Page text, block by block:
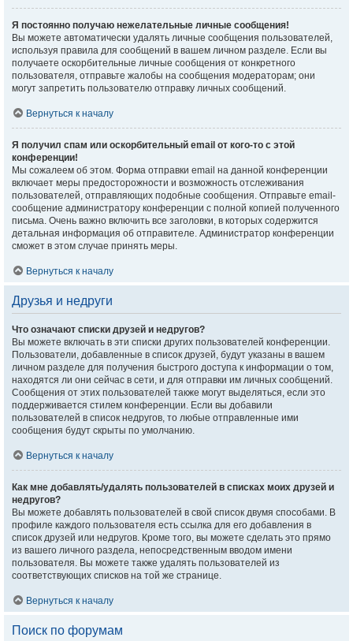
Я постоянно получаю нежелательные личные сообщения!
Вы можете автоматически удалять личные сообщения пользователей,
используя правила для сообщений в вашем личном разделе. Если вы
получаете оскорбительные личные сообщения от конкретного
пользователя, отправьте жалобы на сообщения модераторам; они
могут запретить пользователю отправку личных сообщений.
Вернуться к началу
Я получил спам или оскорбительный email от кого-то с этой
конференции!
Мы сожалеем об этом. Форма отправки email на данной конференции
включает меры предосторожности и возможность отслеживания
пользователей, отправляющих подобные сообщения. Отправьте email-
сообщение администратору конференции с полной копией полученного
письма. Очень важно включить все заголовки, в которых содержится
детальная информация об отправителе. Администратор конференции
сможет в этом случае принять меры.
Вернуться к началу
Друзья и недруги
Что означают списки друзей и недругов?
Вы можете включать в эти списки других пользователей конференции.
Пользователи, добавленные в список друзей, будут указаны в вашем
личном разделе для получения быстрого доступа к информации о том,
находятся ли они сейчас в сети, и для отправки им личных сообщений.
Сообщения от этих пользователей также могут выделяться, если это
поддерживается стилем конференции. Если вы добавили
пользователей в список недругов, то любые отправленные ими
сообщения будут скрыты по умолчанию.
Вернуться к началу
Как мне добавлять/удалять пользователей в списках моих друзей и
недругов?
Вы можете добавлять пользователей в свой список двумя способами. В
профиле каждого пользователя есть ссылка для его добавления в
список друзей или недругов. Кроме того, вы можете сделать это прямо
из вашего личного раздела, непосредственным вводом имени
пользователя. Вы можете также удалять пользователей из
соответствующих списков на той же странице.
Вернуться к началу
Поиск по форумам